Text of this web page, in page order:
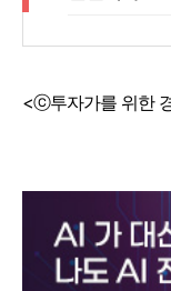
<ⓒ투자가를 위한